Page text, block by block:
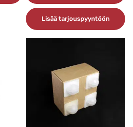
Lisää tarjouspyyntöön